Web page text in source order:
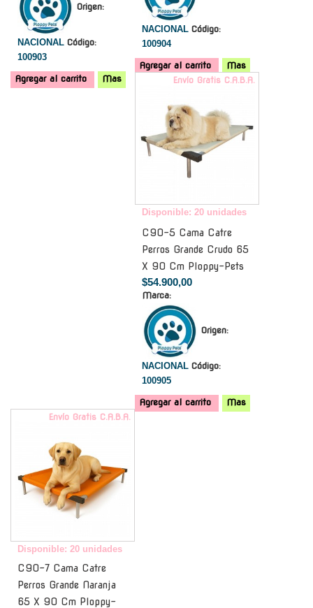
Origen:
NACIONAL Código:
100903
Agregar al carrito Mas
NACIONAL Código:
100904
Agregar al carrito
Mas
Envío Gratis C.A.B.A.
Disponible: 20 unidades
C90-5 Cama Catre
Perros Grande Crudo 65
X 90 Cm Ploppy-Pets
$54.900,00
Marca:
Origen:
NACIONAL Código:
100905
Agregar al carrito
Mas
Envío Gratis C.A.B.A.
Disponible: 20 unidades
C90-7 Cama Catre
Perros Grande Naranja
65 X 90 Cm Ploppy-